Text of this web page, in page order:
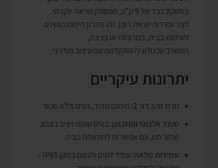
במשקל כבד של 9 ק”ג, המספק מראה יוקרתי
לצד עמידות יוצאת דופן. זהו פתרון חימום מושלם
לשימוש בבית, במרפסת או בגינה,
המשלב טכנולוגיה מתקדמת עם עיצוב מודרני.
יתרונות עיקריים
נורת זהב דור 2:
חימום מהיר, נעים וללא סנוור.
סטנד אלגנטי ומתכוונן:בסיס שטוח ויציב בצבע
שחור מט, עם אפשרות להתאמת גובה.
עמידות מלאה:
עמיד למים ולגשם בתקן IP65 –